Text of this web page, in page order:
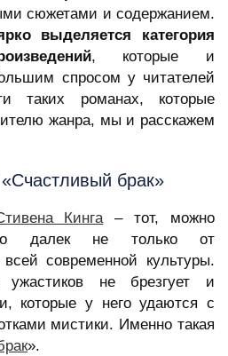
сюжетами и содержанием.
выделяется категория
, которые и
спросом у читателей
таких романах, которые
жанра, мы и расскажем
брак»
Кинга – тот, можно
далек не только от
современной культуры.
ужастиков не брезгует и
которые у него удаются с
мистики. Именно такая
».